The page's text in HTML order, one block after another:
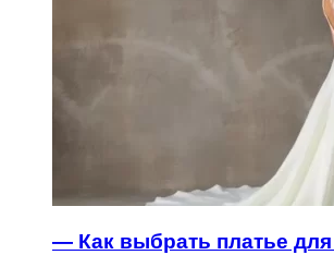
— Как выбрать платье